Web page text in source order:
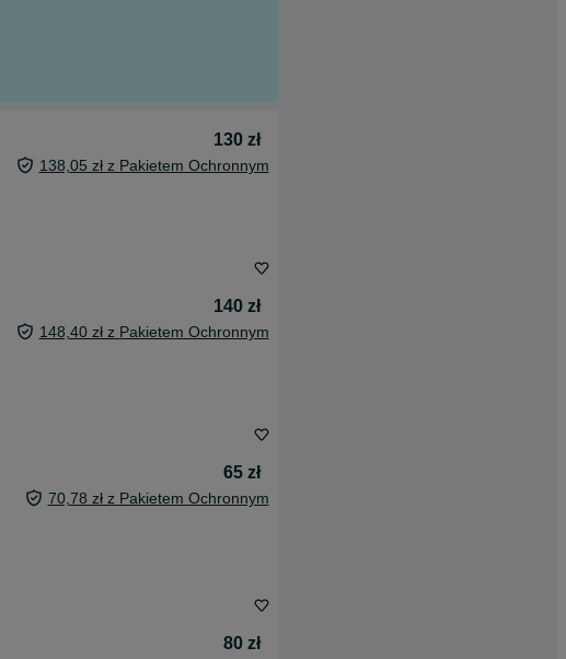
130 zł
138,05 zł z Pakietem Ochronnym
140 zł
148,40 zł z Pakietem Ochronnym
65 zł
70,78 zł z Pakietem Ochronnym
80 zł